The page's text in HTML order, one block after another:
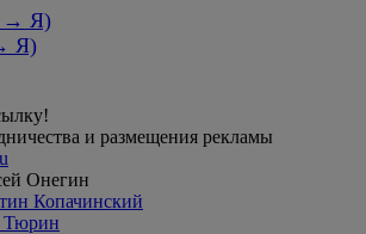
→ Я)
Я)
и размещения рекламы
Онегин
Копачинский
Тюрин